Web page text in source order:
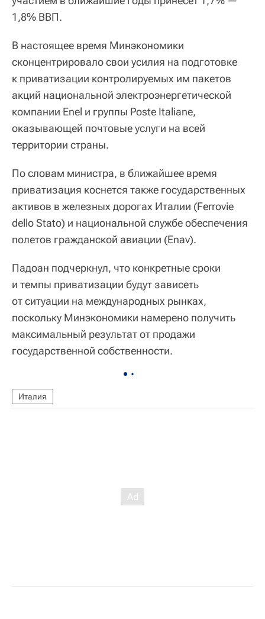
1,8% ВВП.
В настоящее время Минэкономики
сконцентрировало свои усилия на подготовке
к приватизации контролируемых им пакетов
акций национальной электроэнергетической
компании Enel и группы Poste Italiane,
оказывающей почтовые услуги на всей
территории страны.
По словам министра, в ближайшее время
приватизация коснется также государственных
активов в железных дорогах Италии (Ferrovie
dello Stato) и национальной службе обеспечения
полетов гражданской авиации (Enav).
Падоан подчеркнул, что конкретные сроки
и темпы приватизации будут зависеть
от ситуации на международных рынках,
поскольку Минэкономики намерено получить
максимальный результат от продажи
государственной собственности.
Италия